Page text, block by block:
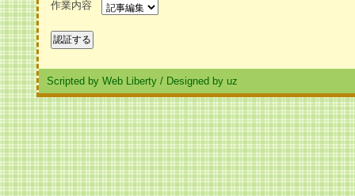
作業内容
Scripted by Web Liberty / Designed by uz